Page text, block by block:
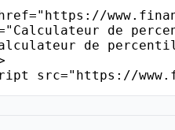
de
src="https://